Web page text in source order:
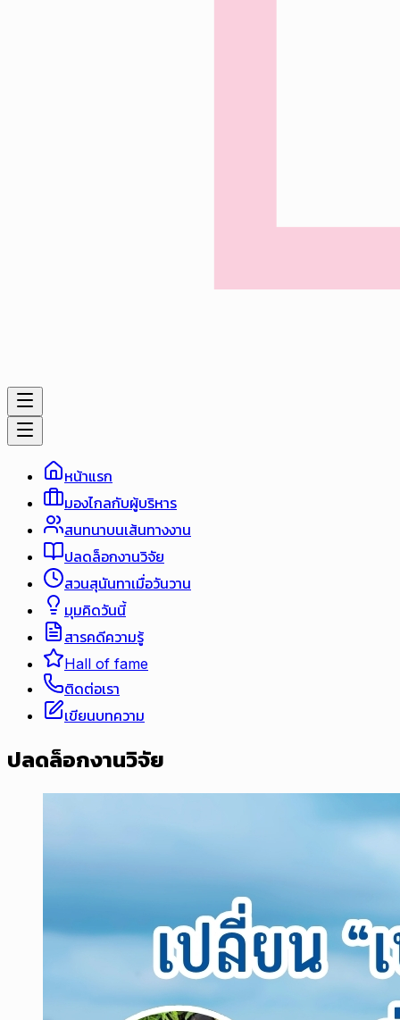
หน้าแรก
มองไกลกับผู้บริหาร
สนทนาบนเส้นทางงาน
ปลดล็อกงานวิจัย
สวนสุนันทาเมื่อวันวาน
มุมคิดวันนี้
สารคดีความรู้
Hall of fame
ติดต่อเรา
เขียนบทความ
ปลดล็อกงานวิจัย